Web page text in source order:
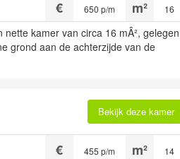
16
650 p/m
nette kamer van circa 16 mÂ², gelegen
grond aan de achterzijde van de
Bekijk deze kamer
14
455 p/m